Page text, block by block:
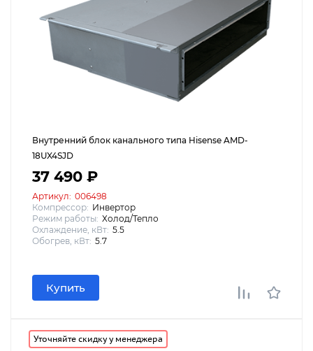
Внутренний блок канального типа Hisense AMD-
18UX4SJD
37 490 ₽
Артикул: 006498
Компрессор: Инвертор
Режим работы: Холод/Тепло
Охлаждение, кВт: 5.5
Обогрев, кВт: 5.7
Купить
Уточняйте скидку у менеджера